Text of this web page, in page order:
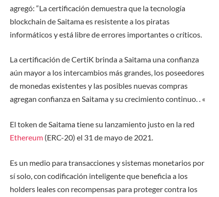
agregó: “La certificación demuestra que la tecnología
blockchain de Saitama es resistente a los piratas
informáticos y está libre de errores importantes o críticos.
La certificación de CertiK brinda a Saitama una confianza
aún mayor a los intercambios más grandes, los poseedores
de monedas existentes y las posibles nuevas compras
agregan confianza en Saitama y su crecimiento continuo. . «
El token de Saitama tiene su lanzamiento justo en la red
Ethereum (ERC-20) el 31 de mayo de 2021.
Es un medio para transacciones y sistemas monetarios por
sí solo, con codificación inteligente que beneficia a los
holders leales con recompensas para proteger contra los